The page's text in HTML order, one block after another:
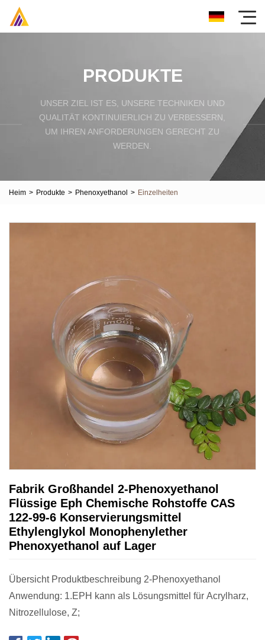
PRODUKTE
UNSER ZIEL IST ES, UNSERE TECHNIKEN UND
QUALITÄT KONTINUIERLICH ZU VERBESSERN,
UM IHREN ANFORDERUNGEN GERECHT ZU
WERDEN.
Heim > Produkte > Phenoxyethanol > Einzelheiten
Fabrik Großhandel 2-Phenoxyethanol
Flüssige Eph Chemische Rohstoffe CAS
122-99-6 Konservierungsmittel
Ethylenglykol Monophenylether
Phenoxyethanol auf Lager
Übersicht Produktbeschreibung 2-Phenoxyethanol
Anwendung: 1.EPH kann als Lösungsmittel für Acrylharz,
Nitrozellulose, Z;